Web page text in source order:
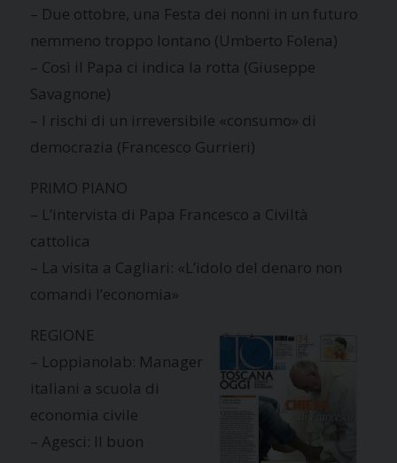
– Due ottobre, una Festa dei nonni in un futuro
nemmeno troppo lontano (Umberto Folena)
– Così il Papa ci indica la rotta (Giuseppe
Savagnone)
– I rischi di un irreversibile «consumo» di
democrazia (Francesco Gurrieri)
PRIMO PIANO
– L’intervista di Papa Francesco a Civiltà
cattolica
– La visita a Cagliari: «L’idolo del denaro non
comandi l’economia»
REGIONE
– Loppianolab: Manager
italiani a scuola di
economia civile
– Agesci: Il buon